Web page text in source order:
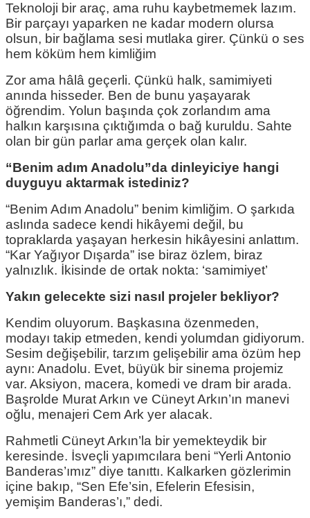
Teknoloji bir araç, ama ruhu kaybetmemek lazım.
Bir parçayı yaparken ne kadar modern olursa
olsun, bir bağlama sesi mutlaka girer. Çünkü o ses
hem köküm hem kimliğim
Zor ama hâlâ geçerli. Çünkü halk, samimiyeti
anında hisseder. Ben de bunu yaşayarak
öğrendim. Yolun başında çok zorlandım ama
halkın karşısına çıktığımda o bağ kuruldu. Sahte
olan bir gün parlar ama gerçek olan kalır.
“Benim adım Anadolu”da dinleyiciye hangi
duyguyu aktarmak istediniz?
“Benim Adım Anadolu” benim kimliğim. O şarkıda
aslında sadece kendi hikâyemi değil, bu
topraklarda yaşayan herkesin hikâyesini anlattım.
“Kar Yağıyor Dışarda” ise biraz özlem, biraz
yalnızlık. İkisinde de ortak nokta: ‘samimiyet’
Yakın gelecekte sizi nasıl projeler bekliyor?
Kendim oluyorum. Başkasına özenmeden,
modayı takip etmeden, kendi yolumdan gidiyorum.
Sesim değişebilir, tarzım gelişebilir ama özüm hep
aynı: Anadolu. Evet, büyük bir sinema projemiz
var. Aksiyon, macera, komedi ve dram bir arada.
Başrolde Murat Arkın ve Cüneyt Arkın’ın manevi
oğlu, menajeri Cem Ark yer alacak.
Rahmetli Cüneyt Arkın’la bir yemekteydik bir
keresinde. İsveçli yapımcılara beni “Yerli Antonio
Banderas’ımız” diye tanıttı. Kalkarken gözlerimin
içine bakıp, “Sen Efe’sin, Efelerin Efesisin,
yemişim Banderas’ı,” dedi.